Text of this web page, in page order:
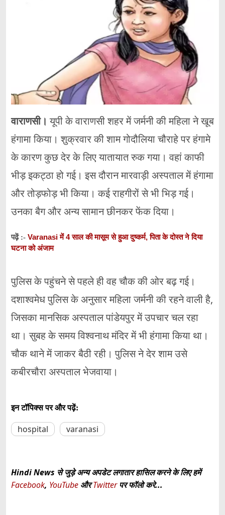
वाराणसी। यूपी के वाराणसी शहर में जर्मनी की महिला ने खूब
हंगामा किया। शुक्रवार की शाम गोदौलिया चौराहे पर हंगामे
के कारण कुछ देर के लिए यातायात रुक गया। वहां काफी
भीड़ इकट्ठा हो गई। इस दौरान मारवाड़ी अस्पताल में हंगामा
और तोड़फोड़ भी किया। कई राहगीरों से भी भिड़ गई।
उनका बैग और अन्य सामान छीनकर फेंक दिया।
पढ़ें :- Varanasi में 4 साल की मासूम से हुआ दुष्कर्म, पिता के दोस्त ने दिया
घटना को अंजाम
पुलिस के पहुंचने से पहले ही वह चौक की ओर बढ़ गई।
दशाश्वमेध पुलिस के अनुसार महिला जर्मनी की रहने वाली है,
जिसका मानसिक अस्पताल पांडेयपुर में उपचार चल रहा
था। सुबह के समय विश्वनाथ मंदिर में भी हंगामा किया था।
चौक थाने में जाकर बैठी रही। पुलिस ने देर शाम उसे
कबीरचौरा अस्पताल भेजवाया।
इन टॉपिक्स पर और पढ़ें:
hospital varanasi
Hindi News से जुड़े अन्य अपडेट लगातार हासिल करने के लिए हमें
Facebook, YouTube औरTwitterपर फॉलो करे...